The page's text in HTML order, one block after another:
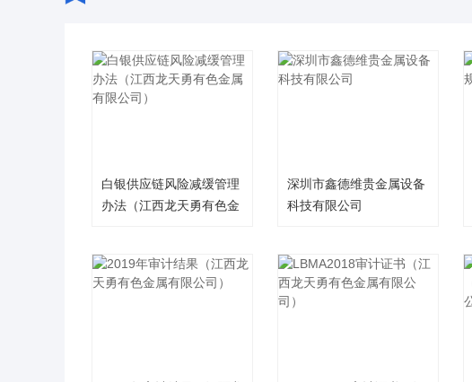
白银供应链风险减缓管理
办法（江西龙天勇有色金
深圳市鑫德维贵金属设备
科技有限公司